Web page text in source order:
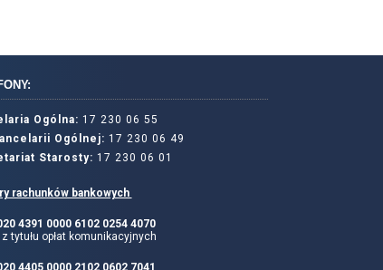
Ogólna: 17 230 06 55
Ogólnej: 17 230 06 49
Starosty: 17 230 06 01
rachunków bankowych
4391 0000 6102 0254 4070
z tytułu opłat komunikacyjnych
4405 0000 2102 0602 7041